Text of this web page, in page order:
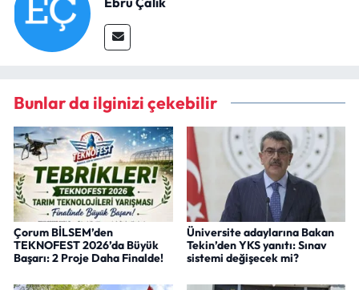
Bunlar da ilginizi çekebilir
Çorum BİLSEM’den
TEKNOFEST 2026’da Büyük
Başarı: 2 Proje Daha Finalde!
Üniversite adaylarına Bakan
Tekin’den YKS yanıtı: Sınav
sistemi değişecek mi?